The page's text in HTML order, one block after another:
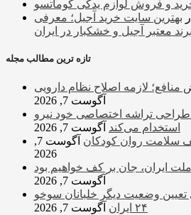
و فروش لوازم یدکی کوماتسو
بهترین سایت خرید آجیل؛ معرفی
تازه ترین مطالب مجله
لازمه اصلاح نظام دارویی
آگوست 7, 2026
طراحی تراشه اختصاصی خود نیرو
استخدام می‌کند آگوست 7, 2026
سلامت روان کودکان
آگوست 7,
2026
ملت ایران، جان بر کف خواهیم بود
آگوست 7, 2026
وضعیت دیگر خلبانان سوخو
۲۴ ایران
آگوست 7, 2026